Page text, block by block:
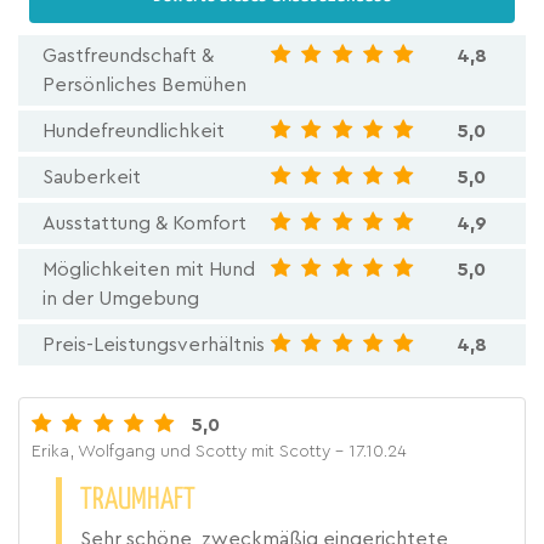
Gastfreundschaft &
Persönliches Bemühen
4,8
Hundefreundlichkeit 5,0
Sauberkeit 5,0
Ausstattung & Komfort 4,9
Möglichkeiten mit Hund
in der Umgebung
5,0
Preis-Leistungsverhältnis 4,8
5,0
Erika, Wolfgang und Scotty mit Scotty - 17.10.24
TRAUMHAFT
Sehr schöne, zweckmäßig eingerichtete